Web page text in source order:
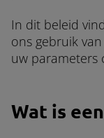
In dit beleid
ons gebruik
uw parameters
Wat is